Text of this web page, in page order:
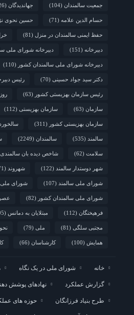
جمعیت سالمندان (104) جهاندیدگان (126)
حسام الدین علامه (71) حسین نحوی
حفظ ایمنی سالمندان در منزل (81)
دبیرخانه (151) دبیرخانه شورای ملی
دبیرخانه شورای ملی سالمندان کشور (110)
دکتر سید جواد حسینی (70) رئیس
رئیس سازمان بهزیستی کشور (63)
سازمان (63) سازمان بهزیستی (112)
سازمان بهزیستی کشور (311)
سالمند (535) سالمندان (2249)
سلامت (62) شاخص دیده بان سالمندی
شهر دوستدار سالمند (122) شهروند (71)
شورای ملی سالمند (107) شورای ملی
شورای ملی سالمندان کشور (82)
فرهیختگان (112) مبتلایان به دمانس (95)
مجتبی سلگی (81) ملی (79)
همایش (100) کارشناسان (66)
خانه شورای ملی در یک نگاه
گزارش عملکرد نهادهای پوشش
طرح بنیاد فرزانگان حوزه های